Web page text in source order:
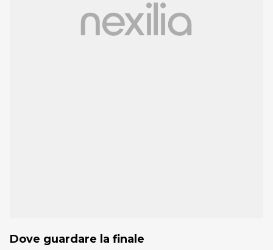
Dove guardare la finale